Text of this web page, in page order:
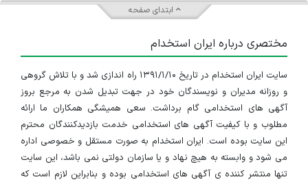
ابتدای صفحه
مختصری درباره ایران استخدام
سایت ایران استخدام در تاریخ ۱۳۹۱/۱/۱۰ راه اندازی شد و با تلاش گروهی
و روزانه مدیران و نویسندگان خود در جهت تبدیل شدن به مرجع بروز
آگهی های استخدامی گام برداشت. سعی همیشگی همکاران ما ارائه
مطلوب و با کیفیت آگهی های استخدامی خدمت بازدیدکنندگان محترم
این سایت بوده است. ایران استخدام به صورت مستقل و خصوصی اداره
می شود و وابسته به هیچ نهاد و یا سازمان دولتی نمی باشد، این سایت
تنها منتشر کننده ی آگهی های استخدامی بوده و بنابراین لازم است که